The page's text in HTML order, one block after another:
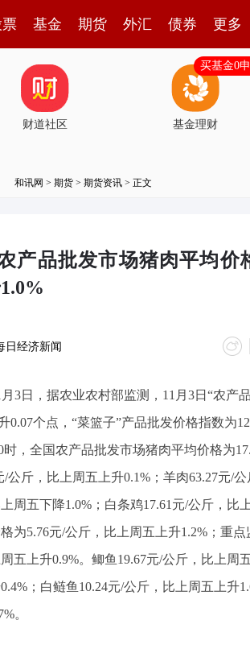
票 基金 期货 外汇 债券 更多
财道社区 基金理财
买基金0
和讯网 > 期货 > 期货资讯 > 正文
产品批发市场猪肉平均价
日经济新闻
3日，据农业农村部监测，11月3日“农产
0.07个点，“菜篮子”产品批发价格指数为
时，全国农产品批发市场猪肉平均价格为
/公斤，比上周五上升0.1%；羊肉63.27元/公
周五下降1.0%；白条鸡17.61元/公斤，比
为5.76元/公斤，比上周五上升1.2%；重
五上升0.9%。鲫鱼19.67元/公斤，比上周
；白鲢鱼10.24元/公斤，比上周五上升
。